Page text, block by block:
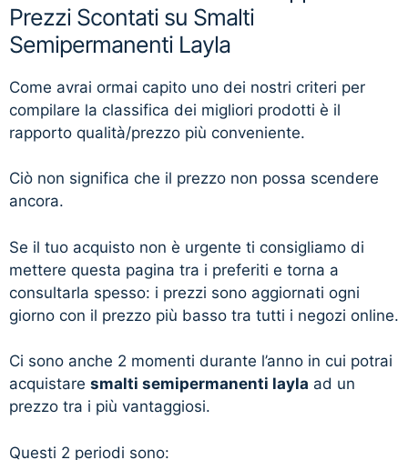
Prezzi Scontati su Smalti
Semipermanenti Layla
Come avrai ormai capito uno dei nostri criteri per
compilare la classifica dei migliori prodotti è il
rapporto qualità/prezzo più conveniente.
Ciò non significa che il prezzo non possa scendere
ancora.
Se il tuo acquisto non è urgente ti consigliamo di
mettere questa pagina tra i preferiti e torna a
consultarla spesso: i prezzi sono aggiornati ogni
giorno con il prezzo più basso tra tutti i negozi online.
Ci sono anche 2 momenti durante l’anno in cui potrai
acquistare smalti semipermanenti layla ad un
prezzo tra i più vantaggiosi.
Questi 2 periodi sono: